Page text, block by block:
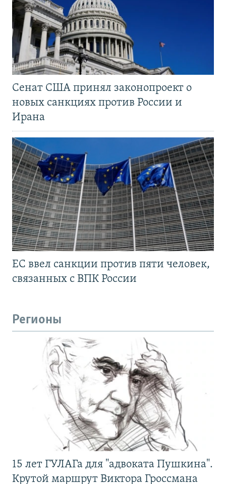
Сенат США принял законопроект о
новых санкциях против России и
Ирана
ЕС ввел санкции против пяти человек,
связанных с ВПК России
Регионы
15 лет ГУЛАГа для "адвоката Пушкина".
Крутой маршрут Виктора Гроссмана